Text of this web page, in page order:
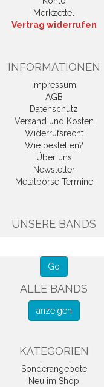
Merkzettel
Vertrag widerrufen
INFORMATIONEN
Impressum
AGB
Datenschutz
Versand und Kosten
Widerrufsrecht
Wie bestellen?
Über uns
Newsletter
Metalbörse Termine
UNSERE BANDS
ALLE BANDS
anzeigen
KATEGORIEN
Sonderangebote
Neu im Shop